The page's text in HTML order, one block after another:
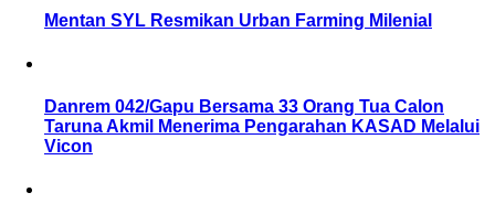
Mentan SYL Resmikan Urban Farming Milenial
Danrem 042/Gapu Bersama 33 Orang Tua Calon
Taruna Akmil Menerima Pengarahan KASAD Melalui
Vicon